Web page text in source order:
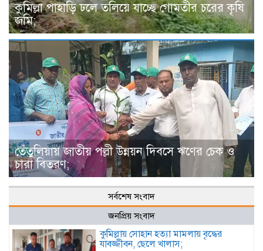
কুমিল্লা পাহাড়ি ঢলে তলিয়ে যাচ্ছে গোমতীর চরের কৃষি
জমি;
তেঁতুলিয়ায় জাতীয় পল্লী উন্নয়ন দিবসে ঋণের চেক ও
চারা বিতরণ;
সর্বশেষ সংবাদ
জনপ্রিয় সংবাদ
কুমিল্লায় সোহান হত্যা মামলায় বৃদ্ধের
যাবজ্জীবন, ছেলে খালাস;